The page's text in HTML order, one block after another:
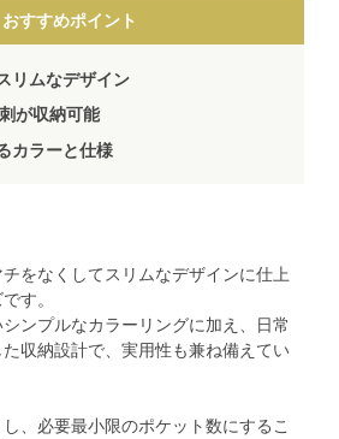
おすすめポイント
リムなデザイン
が収納可能
カラーと仕様
チをなくしてスリムなデザインに仕上
す。
ンプルなカラーリングに加え、日常
収納設計で、実用性も兼ね備えてい
、必要最小限のポケット数にするこ